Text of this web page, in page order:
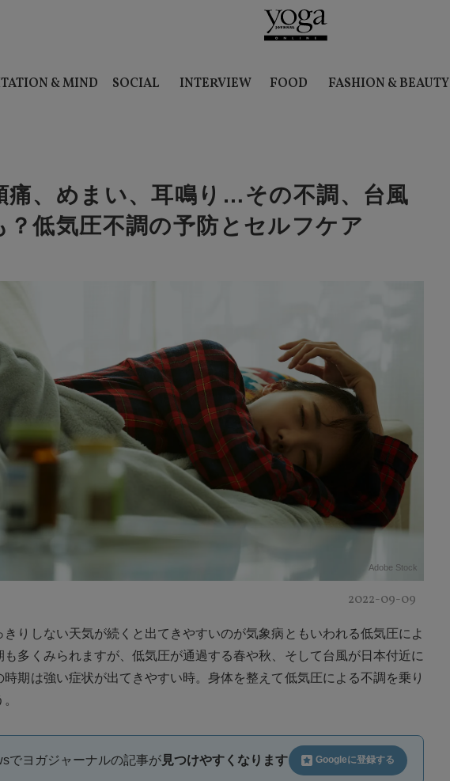
& MIND SOCIAL INTERVIEW FOOD FASHION & BEAUTY
痛、めまい、耳鳴り…その不調、台風
？低気圧不調の予防とセルフケア
Adobe Stock
2022-09-09
りしない天気が続くと出てきやすいのが気象病ともいわれる低気圧によ
も多くみられますが、低気圧が通過する春や秋、そして台風が日本付近に
期は強い症状が出てきやすい時。身体を整えて低気圧による不調を乗り
でヨガジャーナルの記事が見つけやすくなります Googleに登録する